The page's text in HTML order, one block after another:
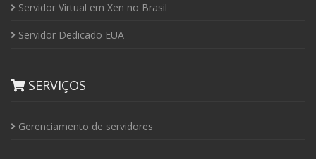
Servidor Virtual em Xen no Brasil
Servidor Dedicado EUA
SERVIÇOS
Gerenciamento de servidores